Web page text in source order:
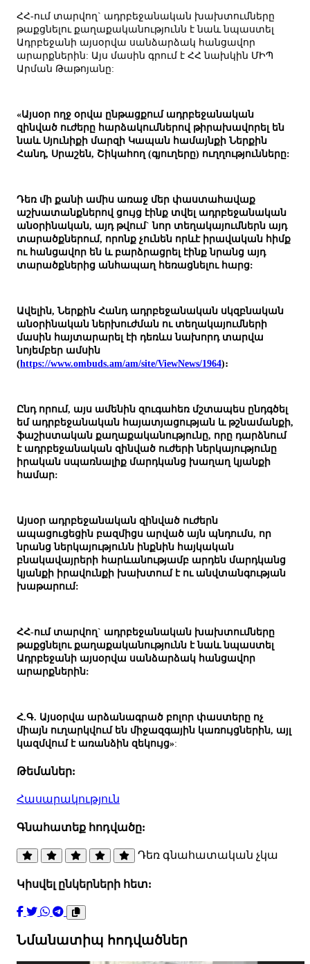
ՀՀ-ում տարվող` ադրբեջանական խախտումները
թաքցնելու քաղաքականությունն է նաև նպաստել
Ադրբեջանի այսօրվա սանձարձակ հանցավոր
արարքներին: Այս մասին գրում է ՀՀ նախկին ՄԻՊ
Արման Թաթոյանը:
«Այսօր ողջ օրվա ընթացքում ադրբեջանական
զինված ուժերը հարձակումներով թիրախավորել են
նաև Սյունիքի մարզի Կապան համայնքի Ներքին
Հանդ, Սրաշեն, Շիկահող (գյուղերը) ուղղությունները:
Դեռ մի քանի ամիս առաջ մեր փաստահավաք
աշխատանքներով ցույց էինք տվել ադրբեջանական
անօրինական, այդ թվում` նոր տեղակայումներն այդ
տարածքներում, որոնք չունեն որևէ իրավական հիմք
ու հանցավոր են և բարձրացրել էինք նրանց այդ
տարածքներից անհապաղ հեռացնելու հարց:
Ավելին, Ներքին Հանդ ադրբեջանական սկզբնական
անօրինական ներխուժման ու տեղակայումների
մասին հայտարարել էի դեռևս նախորդ տարվա
նոյեմբեր ամսին
(https://www.ombuds.am/am/site/ViewNews/1964)։
Ընդ որում, այս ամենին զուգահեռ մշտապես ընդգծել
եմ ադրբեջանական հայատյացության և թշնամանքի,
ֆաշիստական քաղաքականությունը, որը դարձնում
է ադրբեջանական զինված ուժերի ներկայությունը
իրական սպառնալիք մարդկանց խաղաղ կյանքի
համար:
Այսօր ադրբեջանական զինված ուժերն
ապացուցեցին բազմիցս արված այն պնդումս, որ
նրանց ներկայությունն ինքնին հայկական
բնակավայրերի հարևանությամբ արդեն մարդկանց
կյանքի իրավունքի խախտում է ու անվտանգության
խաթարում:
ՀՀ-ում տարվող` ադրբեջանական խախտումները
թաքցնելու քաղաքականությունն է նաև նպաստել
Ադրբեջանի այսօրվա սանձարձակ հանցավոր
արարքներին:
Հ.Գ. Այսօրվա արձանագրած բոլոր փաստերը ոչ
միայն ուղարկվում են միջազգային կառույցներին, այլ
կազմվում է առանձին զեկույց»:
Թեմաներ:
Հասարակություն
Գնահատեք հոդվածը:
Դեռ գնահատական չկա
Կիսվել ընկերների հետ:
Նմանատիպ հոդվածներ